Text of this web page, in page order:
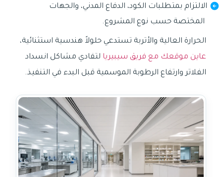
الالتزام بمتطلبات الكود، الدفاع المدني، والجهات
المختصة حسب نوع المشروع.
الحرارة العالية والأتربة تستدعي حلولاً هندسية استثنائية،
عاين موقعك مع فريق سيبيريا لتفادي مشاكل انسداد
الفلاتر وارتفاع الرطوبة الموسمية قبل البدء في التنفيذ.